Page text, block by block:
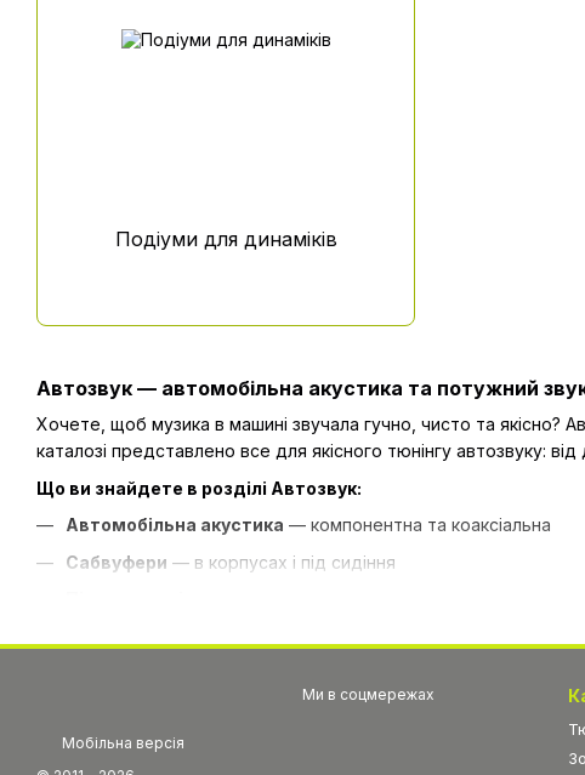
Автозвук — автомобільна акустика та потужний
Хочете, щоб музика в машині звучала гучно, чисто та
каталозі представлено все для якісного тюнінгу автозвуку: від
Що ви знайдете в розділі Автозвук:
Автомобільна акустика — компонентна та коаксіальна
Сабвуфери — в корпусах і під сидіння
та аксесуари
Ми пропонуємо перевірене обладнання, яке забезпечить
Подіуми для динаміків
Мобільна версія
Ми в соцмережах